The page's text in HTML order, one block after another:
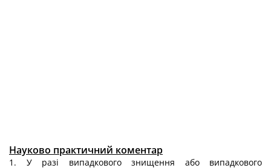
Науково практичний коментар
1. У разі випадкового знищення або випадкового